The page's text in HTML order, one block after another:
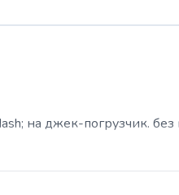
джек-погрузчик. без